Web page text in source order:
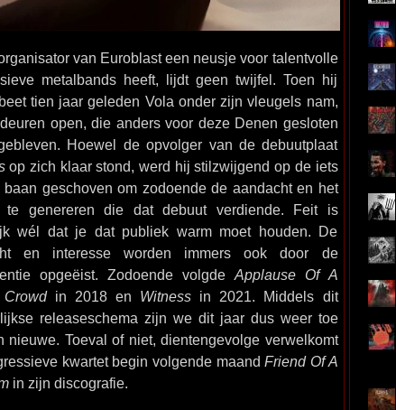
van Euroblast een neusje voor talentvolle
metalbands heeft, lijdt geen twijfel. Toen hij
tien jaar geleden Vola onder zijn vleugels nam,
open, die anders voor deze Denen gesloten
Hoewel de opvolger van de debuutplaat
op zich klaar stond, werd hij stilzwijgend op de iets
baan geschoven om zodoende de aandacht en het
te genereren die dat debuut verdiende. Feit is
wél dat je dat publiek warm moet houden. De
en interesse worden immers ook door de
opgeëist. Zodoende volgdeApplause Of A
in 2018 en Witness in 2021. Middels dit
releaseschema zijn we dit jaar dus weer toe
nieuwe. Toeval of niet, dientengevolge verwelkomt
kwartet begin volgende maandFriend Of A
in zijn discografie.